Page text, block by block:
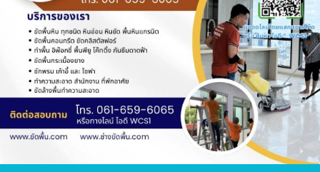
ขัดพื้นหินขัด อบต.แหลมบัวนครปฐม
ขัดพื้นหินอ่อน โทร.0616596065 ไลน์ WCS1